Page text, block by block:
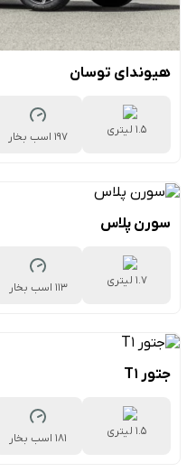
هیوندای توسان
1.5 لیتری 197 اسب بخار
سورن پلاس
1.7 لیتری 113 اسب بخار
جتور T1
1.5 لیتری 181 اسب بخار